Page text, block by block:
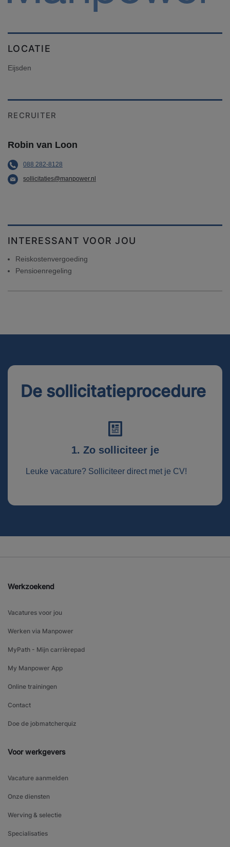
LOCATIE
Eijsden
RECRUITER
Robin van Loon
088 282-8128
sollicitaties@manpower.nl
INTERESSANT VOOR JOU
Reiskostenvergoeding
Pensioenregeling
De sollicitatieprocedure
1. Zo solliciteer je
Leuke vacature? Solliciteer direct met je CV!
Werkzoekend
Vacatures voor jou
Werken via Manpower
MyPath - Mijn carrièrepad
My Manpower App
Online trainingen
Contact
Doe de jobmatcherquiz
Voor werkgevers
Vacature aanmelden
Onze diensten
Werving & selectie
Specialisaties